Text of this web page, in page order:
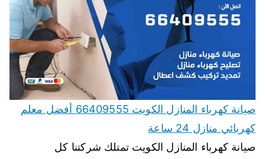
صيانة كهرباء المنازل الكويت 66409555 أفضل معلم
كهربائي منازل 24 ساعة
صيانة كهرباء المنازل الكويت تمتلك شركتنا كل